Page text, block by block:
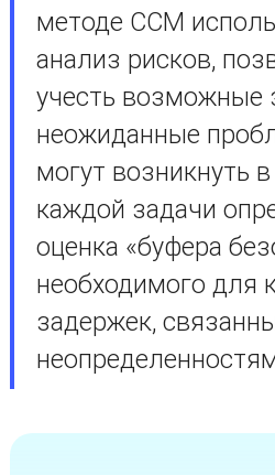
методе CCM
анализ рисков,
учесть возможные
неожиданные
могут возникнуть
каждой задачи
оценка «буфера
необходимого для
задержек,